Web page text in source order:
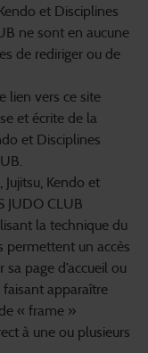
et Disciplines
ne sont en aucune
de rediriger ou de
lien vers ce site
et écrite de la
et Disciplines
Jujitsu, Kendo et
JUDO CLUB
la technique du
permettent un accès
page d’accueil ou
apparaître
« frame »
à une ou plusieurs